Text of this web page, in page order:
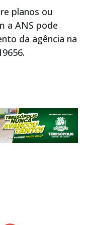
planos ou
a ANS pode
da agência na